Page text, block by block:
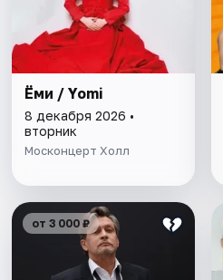
Ёми / Yomi
8 декабря 2026 •
вторник
Москонцерт Холл
от 3 000 ₽